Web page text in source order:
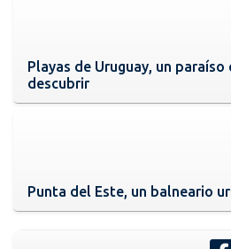
Playas de Uruguay, un
descubrir
Punta del Este, un balneario